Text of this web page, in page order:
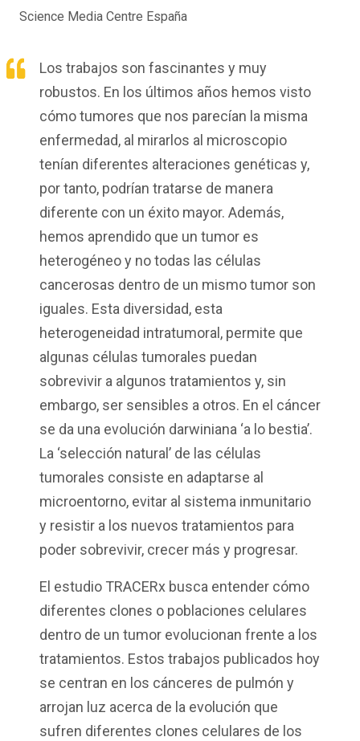
Science Media Centre España
Los trabajos son fascinantes y muy
robustos. En los últimos años hemos visto
cómo tumores que nos parecían la misma
enfermedad, al mirarlos al microscopio
tenían diferentes alteraciones genéticas y,
por tanto, podrían tratarse de manera
diferente con un éxito mayor. Además,
hemos aprendido que un tumor es
heterogéneo y no todas las células
cancerosas dentro de un mismo tumor son
iguales. Esta diversidad, esta
heterogeneidad intratumoral, permite que
algunas células tumorales puedan
sobrevivir a algunos tratamientos y, sin
embargo, ser sensibles a otros. En el cáncer
se da una evolución darwiniana ‘a lo bestia’.
La ‘selección natural’ de las células
tumorales consiste en adaptarse al
microentorno, evitar al sistema inmunitario
y resistir a los nuevos tratamientos para
poder sobrevivir, crecer más y progresar.
El estudio TRACERx busca entender cómo
diferentes clones o poblaciones celulares
dentro de un tumor evolucionan frente a los
tratamientos. Estos trabajos publicados hoy
se centran en los cánceres de pulmón y
arrojan luz acerca de la evolución que
sufren diferentes clones celulares de los